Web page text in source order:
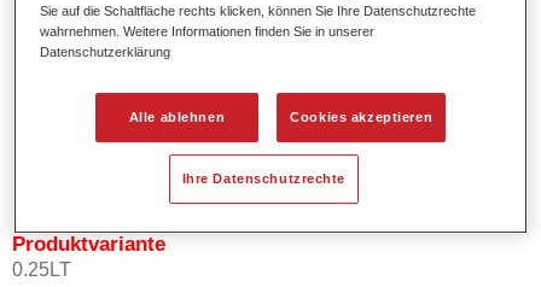
Bietet eine hohe Farbtongenauigkeit und gleichmäßige
Effektausrichtung.
Fördert kurze Prozesszeiten.
Ermöglicht einfaches und sicheres Einlackieren.
Kann variabel eingesetzt werden, z.B. für Innenraum-,
Mehrschicht- und Mehrfarbenlackierungen.
Produktvariante
0.25LT
Sie auf die Schaltfläche rechts klicken, können Sie Ihre Datenschutzrechte
wahrnehmen. Weitere Informationen finden Sie in unserer
Datenschutzerklärung
Alle ablehnen Cookies akzeptieren
Ihre Datenschutzrechte